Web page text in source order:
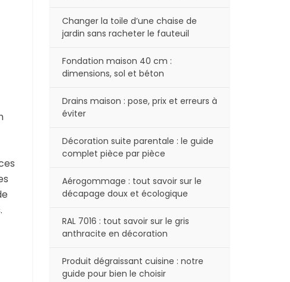
Changer la toile d’une chaise de
jardin sans racheter le fauteuil
Fondation maison 40 cm :
dimensions, sol et béton
Drains maison : pose, prix et erreurs à
éviter
Décoration suite parentale : le guide
complet pièce par pièce
Aérogommage : tout savoir sur le
décapage doux et écologique
RAL 7016 : tout savoir sur le gris
anthracite en décoration
Produit dégraissant cuisine : notre
guide pour bien le choisir